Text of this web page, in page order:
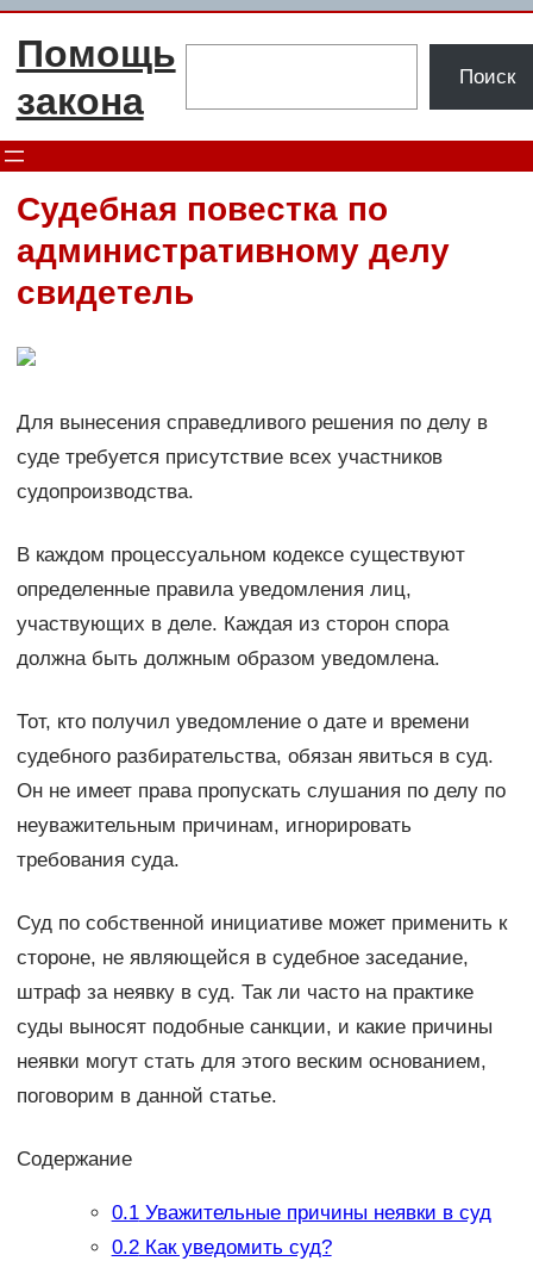
Перейти
Помощь
закона
Поиск
Судебная повестка по
административному делу
свидетель
Для вынесения справедливого решения по делу в
суде требуется присутствие всех участников
судопроизводства.
В каждом процессуальном кодексе существуют
определенные правила уведомления лиц,
участвующих в деле. Каждая из сторон спора
должна быть должным образом уведомлена.
Тот, кто получил уведомление о дате и времени
судебного разбирательства, обязан явиться в суд.
Он не имеет права пропускать слушания по делу по
неуважительным причинам, игнорировать
требования суда.
Суд по собственной инициативе может применить к
стороне, не являющейся в судебное заседание,
штраф за неявку в суд. Так ли часто на практике
суды выносят подобные санкции, и какие причины
неявки могут стать для этого веским основанием,
поговорим в данной статье.
Содержание
0.1Уважительные причины неявки в суд
0.2Как уведомить суд?